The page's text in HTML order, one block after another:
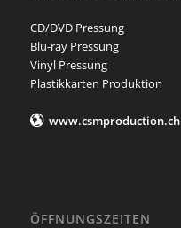
CD/DVD Pressung
Blu-ray Pressung
Vinyl Pressung
Plastikkarten Produktion
www.csmproduction.ch
ÖFFNUNGSZEITEN